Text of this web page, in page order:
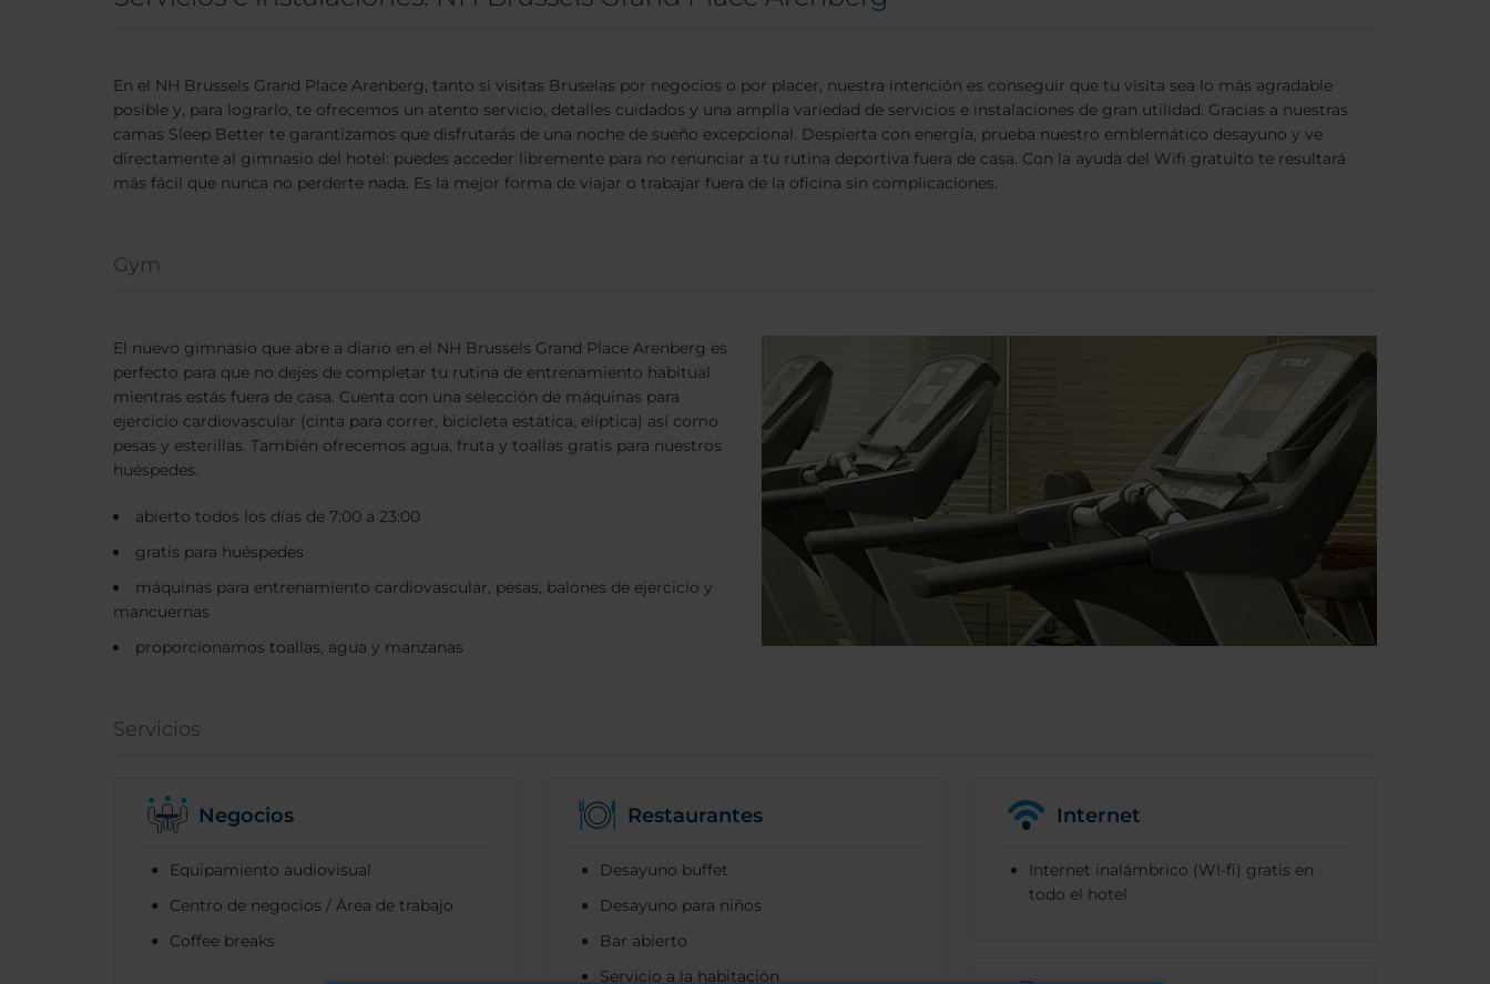
En el NH Brussels Grand Place Arenberg, tanto si visitas Bruselas por negocios o por placer, nuestra intención es conseguir que tu visita sea lo más agradable
posible y, para lograrlo, te ofrecemos un atento servicio, detalles cuidados y una amplia variedad de servicios e instalaciones de gran utilidad. Gracias a nuestras
camas Sleep Better te garantizamos que disfrutarás de una noche de sueño excepcional. Despierta con energía, prueba nuestro emblemático desayuno y ve
directamente al gimnasio del hotel: puedes acceder libremente para no renunciar a tu rutina deportiva fuera de casa. Con la ayuda del Wifi gratuito te resultará
más fácil que nunca no perderte nada. Es la mejor forma de viajar o trabajar fuera de la oficina sin complicaciones.
Gym
El nuevo gimnasio que abre a diario en el NH Brussels Grand Place Arenberg es
perfecto para que no dejes de completar tu rutina de entrenamiento habitual
mientras estás fuera de casa. Cuenta con una selección de máquinas para
ejercicio cardiovascular (cinta para correr, bicicleta estática, elíptica) así como
pesas y esterillas. También ofrecemos agua, fruta y toallas gratis para nuestros
huéspedes.
abierto todos los días de 7:00 a 23:00
gratis para huéspedes
máquinas para entrenamiento cardiovascular, pesas, balones de ejercicio y
mancuernas
proporcionamos toallas, agua y manzanas
Servicios
Negocios
Equipamiento audiovisual
Centro de negocios / Área de trabajo
Coffee breaks
Restaurantes
Desayuno buffet
Desayuno para niños
Bar abierto
Servicio a la habitación
Internet
Internet inalámbrico (WI-fi) gratis en
todo el hotel